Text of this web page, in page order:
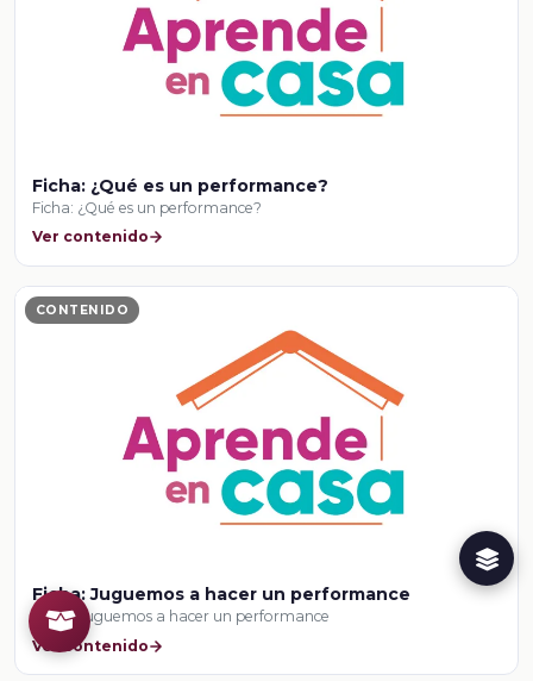
Ficha: ¿Qué es un performance?
Ficha: ¿Qué es un performance?
Ver contenido
CONTENIDO
Ficha: Juguemos a hacer un performance
Ficha: Juguemos a hacer un performance
Ver contenido